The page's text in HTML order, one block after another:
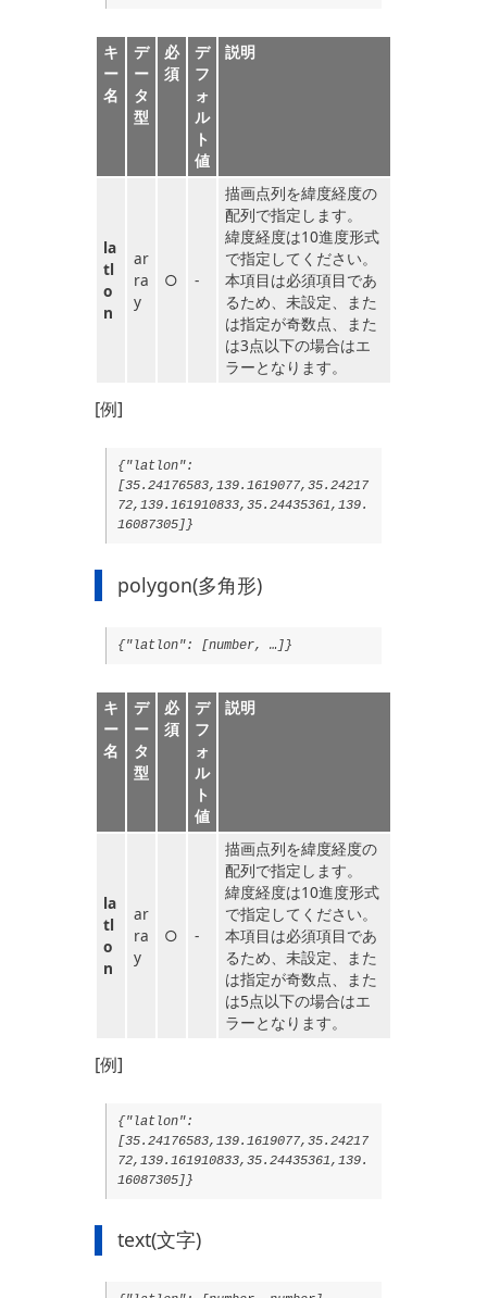
キ
ー
名
デ
ー
タ
型
必
須
デ
フ
ォ
ル
ト
値
説明
la
tl
o
n
ar
ra
y
○ -
描画点列を緯度経度の
配列で指定します。
緯度経度は10進度形式
で指定してください。
本項目は必須項目であ
るため、未設定、また
は指定が奇数点、また
は3点以下の場合はエ
ラーとなります。
[例]
{"latlon":
[35.24176583,139.1619077,35.24217
72,139.161910833,35.24435361,139.
16087305]}
polygon(多角形)
{"latlon": [number, …]}
キ
ー
名
デ
ー
タ
型
必
須
デ
フ
ォ
ル
ト
値
説明
la
tl
o
n
ar
ra
y
○ -
描画点列を緯度経度の
配列で指定します。
緯度経度は10進度形式
で指定してください。
本項目は必須項目であ
るため、未設定、また
は指定が奇数点、また
は5点以下の場合はエ
ラーとなります。
[例]
{"latlon":
[35.24176583,139.1619077,35.24217
72,139.161910833,35.24435361,139.
16087305]}
text(文字)